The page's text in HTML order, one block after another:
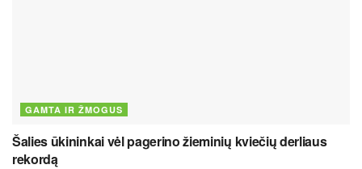
GAMTA IR ŽMOGUS
Šalies ūkininkai vėl pagerino žieminių kviečių derliaus
rekordą